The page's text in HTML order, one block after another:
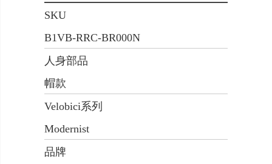
SKU
B1VB-RRC-BR000N
人身部品
帽款
Velobici系列
Modernist
品牌